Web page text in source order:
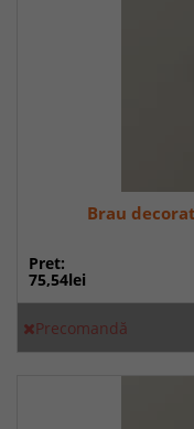
Brau
Pret:
75,54lei
Precomandă